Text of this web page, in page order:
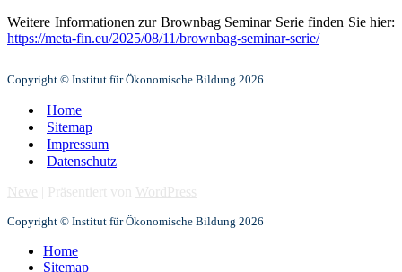
Weitere Informationen zur Brownbag Seminar Serie finden Sie hier:
https://meta-fin.eu/2025/08/11/brownbag-seminar-serie/
Copyright © Institut für Ökonomische Bildung 2026
Home
Sitemap
Impressum
Datenschutz
Neve | Präsentiert von WordPress
Copyright © Institut für Ökonomische Bildung 2026
Home
Sitemap